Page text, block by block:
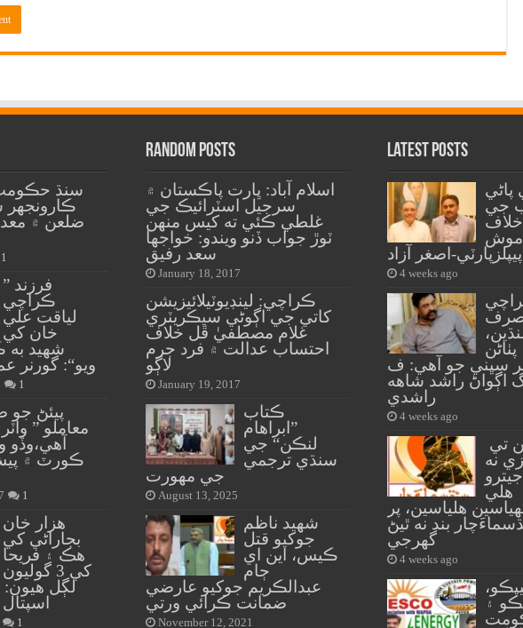
ضلعن ۾
1
” فرزند
ڪراچي
لياقت علي
خان کي
شهيد
ويو“: گورنر
1
پيئڻ جو
معاملو ”
آهي،وڏو
ڪورٽ ۾
1
هزار خان
بجاراڻي کي
هڪ ۽ فريحا
کي 3 گوليون
لڳل هيون:
1
Random Posts
اسلام آباد: ڀارت پاڪستان ۾
سرجيل اسٽرائيڪ جي
غلطي ڪئي ته کيس منهن
ٽوڙ جواب ڏنو ويندو: خواجها
سعد رفيق
January 18, 2017
ڪراچي: لينڊيوٽيلائيزيشن
کاتي جي اڳوڻي سيڪريٽري
غلام مصطفيٰ ڦل خلاف
احتساب عدالت ۾ فرد جرم
لاڳو
January 19, 2017
ڪتاب
”ابراهام
لنڪن“ جي
سنڌي ترجمي
جي مهورت
August 13, 2025
شهيد ناظم
جوکيو قتل
ڪيس، اين اي
ڄام
عبدالڪريم جوکيو عارضي
ضمانت ڪرائي ورتي
November 12, 2021
Latest Posts
جي
پيپلزپارٽي-اصغر آزاد
4 weeks ago
سڀني جو آهي: ف
اڳواڻ راشد شاهه
راشدي
4 weeks ago
نه
هلي
هلياسين، پر
بند نه ٿيڻ
گهرجي
4 weeks ago
۽